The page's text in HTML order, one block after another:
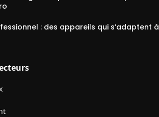
: des appareils qui s’adaptent à